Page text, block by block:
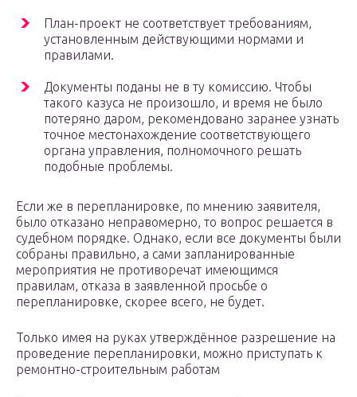
План-проект не соответствует требованиям,
установленным действующими нормами и
правилами.
Документы поданы не в ту комиссию. Чтобы
такого казуса не произошло, и время не было
потеряно даром, рекомендовано заранее узнать
точное местонахождение соответствующего
органа управления, полномочного решать
подобные проблемы.
Если же в перепланировке, по мнению заявителя,
было отказано неправомерно, то вопрос решается в
судебном порядке. Однако, если все документы были
собраны правильно, а сами запланированные
мероприятия не противоречат имеющимся
правилам, отказа в заявленной просьбе о
перепланировке, скорее всего, не будет.
Только имея на руках утверждённое разрешение на
проведение перепланировки, можно приступать к
ремонтно-строительным работам